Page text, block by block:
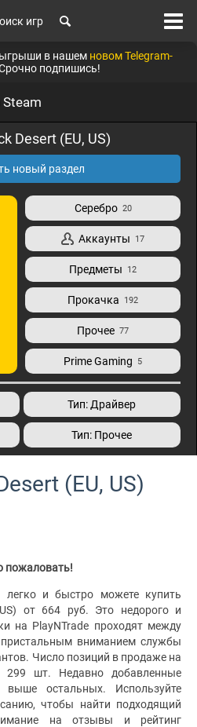
игр
в нашем новом Telegram-
подпишись!
Desert (EU, US)
новый раздел
Серебро 20
Аккаунты 17
Предметы 12
Прокачка 192
Прочее 77
Prime Gaming 5
Тип: Драйвер
Тип: Прочее
(EU, US)
пожаловать!
и быстро можете купить
от 664 руб. Это недорого и
на PlayNTrade проходят между
вниманием службы
Число позиций в продаже на
299 шт. Недавно добавленные
остальных. Используйте
чтобы найти подходящий
на отзывы и рейтинг